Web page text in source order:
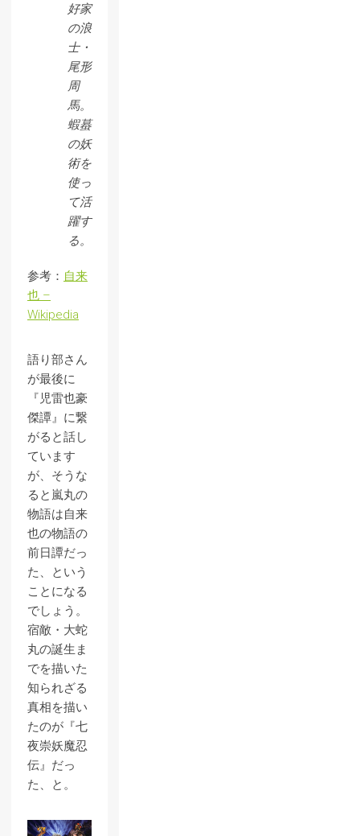
好家
の浪
士・
尾形
周
馬。
蝦蟇
の妖
術を
使っ
て活
躍す
る。
参考： 自来
也 –
Wikipedia
語り部さん
が最後に
『児雷也豪
傑譚』に繋
がると話し
ています
が、そうな
ると嵐丸の
物語は自来
也の物語の
前日譚だっ
た、という
ことになる
でしょう。
宿敵・大蛇
丸の誕生ま
でを描いた
知られざる
真相を描い
たのが『七
夜崇妖魔忍
伝』だっ
た、と。